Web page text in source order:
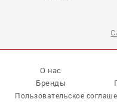
О нас
Бренды
Пользовательское